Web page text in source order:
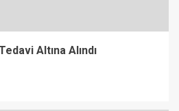
Altına Alındı